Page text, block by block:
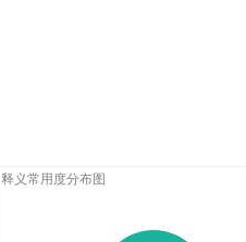
释义常用度分布图